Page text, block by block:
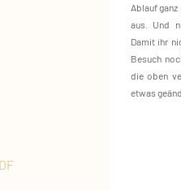
Ablauf
aus. Und
Damit ihr
Besuch
die oben
etwas